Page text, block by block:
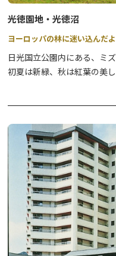
光徳園地・光徳沼
ヨーロッパの林に迷い込んだ
日光国立公園内にある、ミ
初夏は新緑、秋は紅葉の美
か生息できないバイカモ、
くズミなどの植物を見るこ